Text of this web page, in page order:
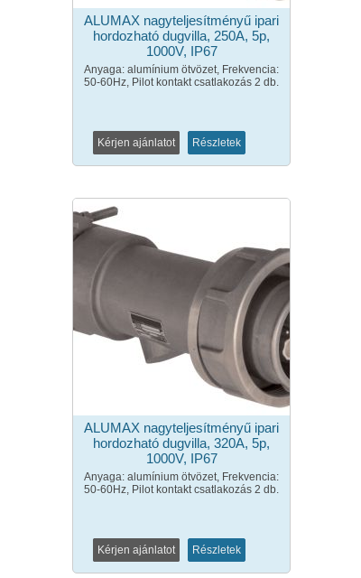
ALUMAX nagyteljesítményű ipari
hordozható dugvilla, 250A, 5p,
1000V, IP67
Anyaga: alumínium ötvözet, Frekvencia:
50-60Hz, Pilot kontakt csatlakozás 2 db.
Kérjen ajánlatot Részletek
ALUMAX nagyteljesítményű ipari
hordozható dugvilla, 320A, 5p,
1000V, IP67
Anyaga: alumínium ötvözet, Frekvencia:
50-60Hz, Pilot kontakt csatlakozás 2 db.
Kérjen ajánlatot Részletek